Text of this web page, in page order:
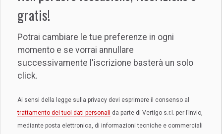
gratis!
Potrai cambiare le tue preferenze in ogni
momento e se vorrai annullare
successivamente l'iscrizione basterà un solo
click.
Ai sensi della legge sulla privacy devi esprimere il consenso al
trattamento dei tuoi dati personali da parte di Vertigo s.r.l. per l’invio,
mediante posta elettronica, di informazioni tecniche e commerciali